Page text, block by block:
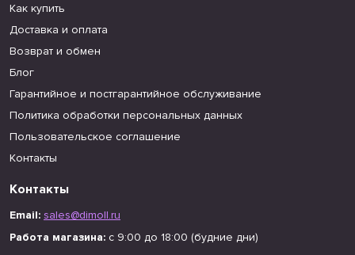
Как купить
Доставка и оплата
Возврат и обмен
Блог
Гарантийное и постгарантийное обслуживание
Политика обработки персональных данных
Пользовательское соглашение
Контакты
Контакты
Email: sales@dimoll.ru
Работа магазина: с 9:00 до 18:00 (будние дни)